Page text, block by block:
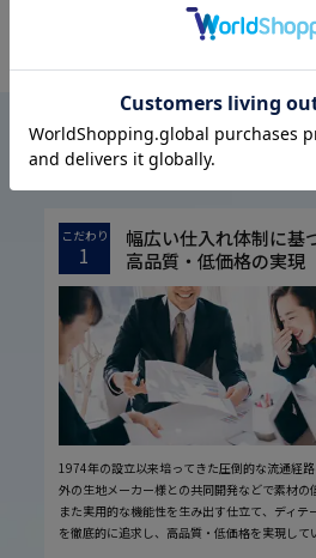
OFFICIAL SNS
はるやまにつ
こだわり
1
幅広い仕入れ体制に基
高品質・低価格の実現
1974年の設立以来培ってきた圧倒的な流通経
外の生地メーカー様との共同開発などで素材の
また実用的な機能性を生み出す仕立て、ディ
を徹底的に追求し、高品質・低価格を実現して